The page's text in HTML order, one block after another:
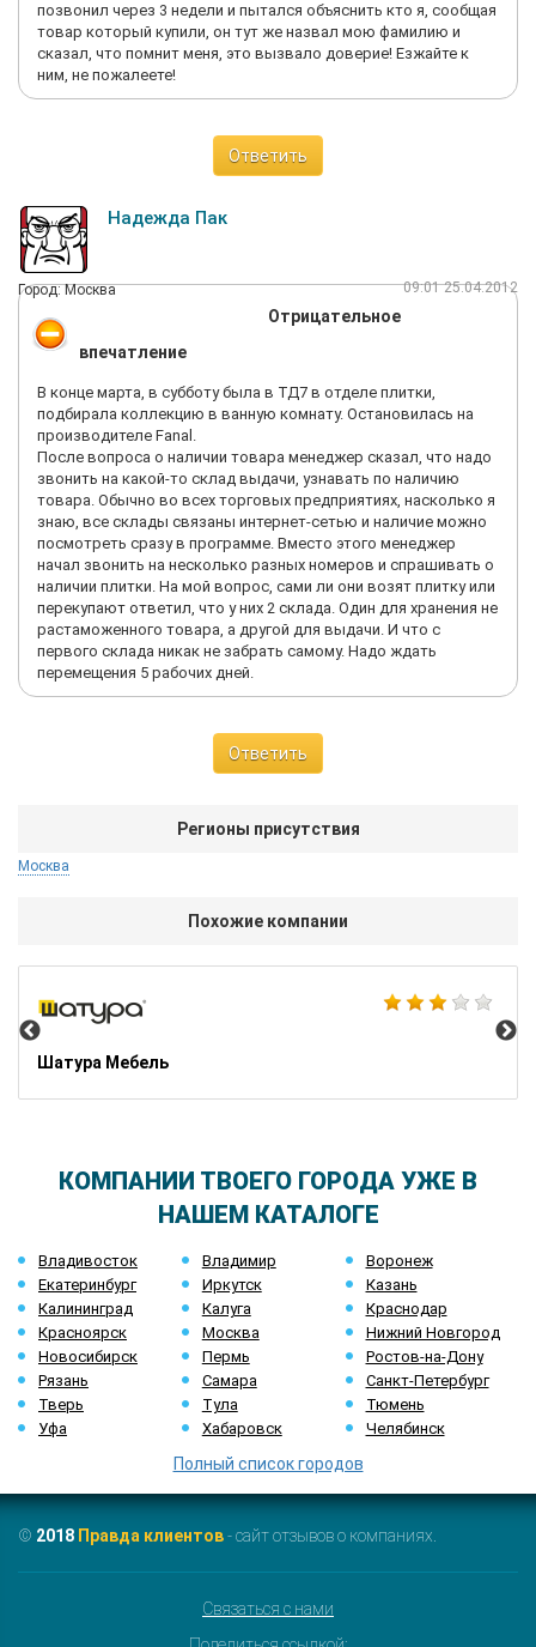
позвонил через 3 недели и пытался объяснить кто я, сообщая
товар который купили, он тут же назвал мою фамилию и
сказал, что помнит меня, это вызвало доверие! Езжайте к
ним, не пожалеете!
Ответить
Надежда Пак
Город: Москва 09:01 25.04.2012
Отрицательное
впечатление
В конце марта, в субботу была в ТД7 в отделе плитки,
подбирала коллекцию в ванную комнату. Остановилась на
производителе Fanal.
После вопроса о наличии товара менеджер сказал, что надо
звонить на какой-то склад выдачи, узнавать по наличию
товара. Обычно во всех торговых предприятиях, насколько я
знаю, все склады связаны интернет-сетью и наличие можно
посмотреть сразу в программе. Вместо этого менеджер
начал звонить на несколько разных номеров и спрашивать о
наличии плитки. На мой вопрос, сами ли они возят плитку или
перекупают ответил, что у них 2 склада. Один для хранения не
растаможенного товара, а другой для выдачи. И что с
первого склада никак не забрать самому. Надо ждать
перемещения 5 рабочих дней.
Ответить
Регионы присутствия
Москва
Похожие компании
Шатура Мебель
КОМПАНИИ ТВОЕГО ГОРОДА УЖЕ В
НАШЕМ КАТАЛОГЕ
Владивосток Владимир
Воронеж
Екатеринбург
Иркутск
Казань
Калининград
Калуга
Краснодар
Красноярск
Москва
Нижний Новгород
Новосибирск
Пермь
Ростов-на-Дону
Рязань
Самара
Санкт-Петербург
Тверь
Тула
Тюмень
Уфа
Хабаровск Челябинск
Полный список городов
© 2018 Правда клиентов- сайт отзывов о компаниях.
Связаться с нами